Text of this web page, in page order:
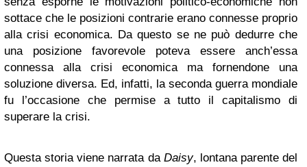
sottace che le posizioni contrarie erano connesse proprio
alla crisi economica. Da questo se ne può dedurre che
una posizione favorevole poteva essere anch’essa
connessa alla crisi economica ma fornendone una
soluzione diversa. Ed, infatti, la seconda guerra mondiale
fu l’occasione che permise a tutto il capitalismo di
superare la crisi.
Questa storia viene narrata da Daisy, lontana parente del